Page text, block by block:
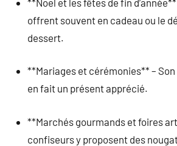
offrent souvent en cadeau ou le
dessert.
**Mariages et cérémonies** –
en fait un présent apprécié.
**Marchés gourmands et foires
confiseurs y proposent des